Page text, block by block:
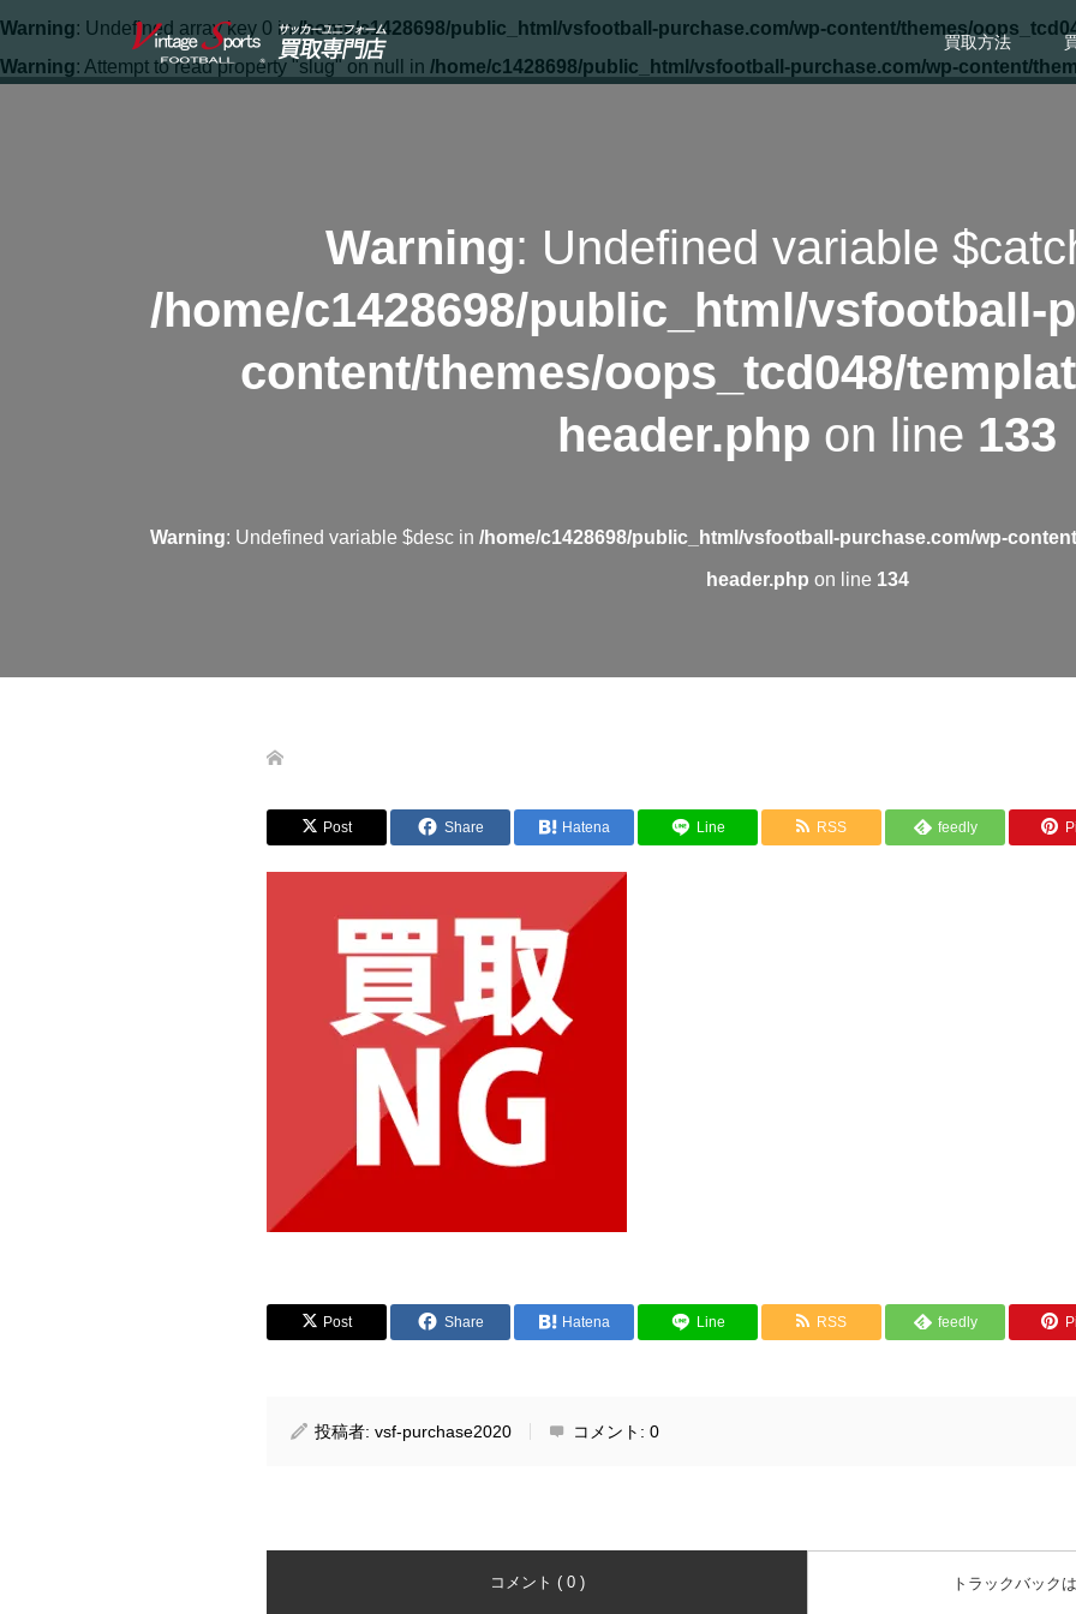
買取方法
Warning: Undefined array key 0 in/home/c1428698/public_html/vsfootball-purchase.com/wp-content/themes/
Warning: Attempt to read property "slug" on null in /home/c1428698/public_html/vsfootball-purchase.com/wp-content/
Warning: Undefined variable
/home/c1428698/public_html/vsfootball-
content/themes/oops_tcd048/
header.php on line 133
Warning: Undefined variable $desc in /home/c1428698/public_html/vsfootball-purchase.com/wp-
header.php on line 134
Post Share Hatena Line RSS feedly
Post Share Hatena Line RSS feedly
投稿者: vsf-purchase2020 コメント: 0
コメント ( 0 ) トラックバック